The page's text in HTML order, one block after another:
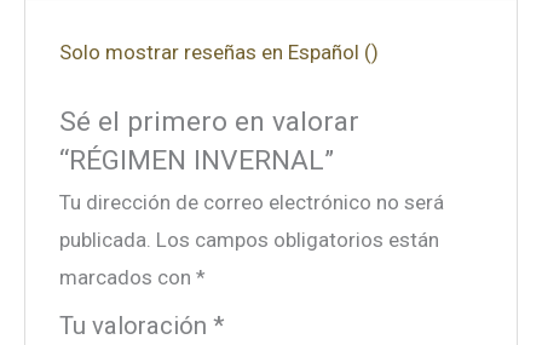
Solo mostrar reseñas en Español ()
Sé el primero en valorar
“RÉGIMEN INVERNAL”
Tu dirección de correo electrónico no será
publicada. Los campos obligatorios están
marcados con*
Tu valoración*